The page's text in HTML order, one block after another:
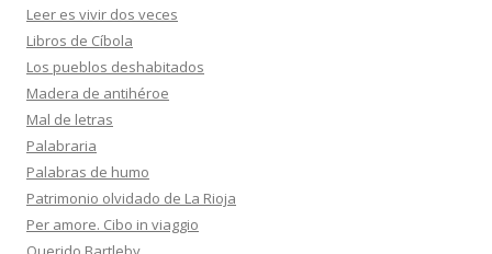
Leer es vivir dos veces
Libros de Cíbola
Los pueblos deshabitados
Madera de antihéroe
Mal de letras
Palabraria
Palabras de humo
Patrimonio olvidado de La Rioja
Per amore. Cibo in viaggio